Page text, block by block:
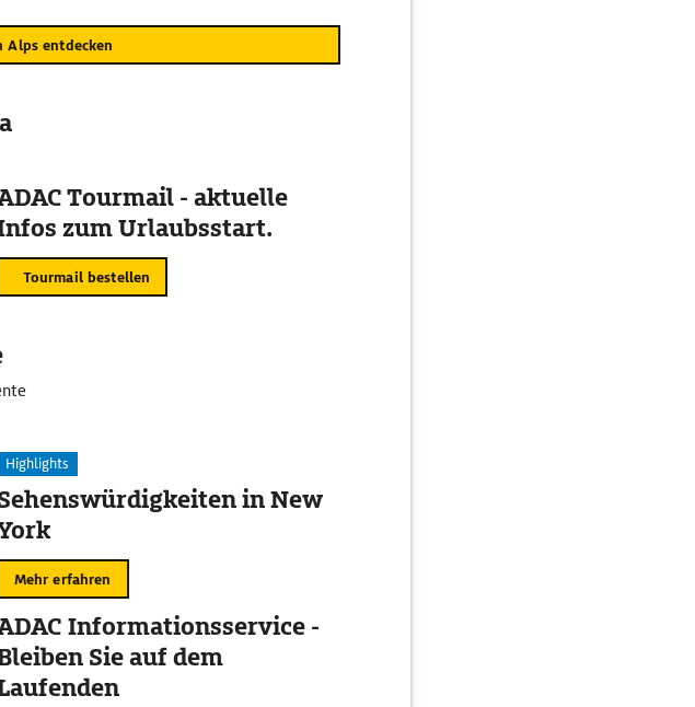
Alps entdecken
Tourmail - aktuelle
zum Urlaubsstart.
Tourmail bestellen
Highlights
in New
Mehr erfahren
Informationsservice -
Sie auf dem